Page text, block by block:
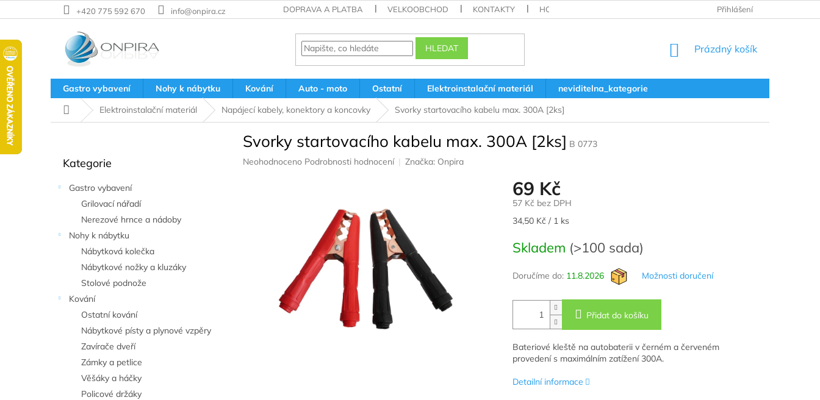
na
+420 775 592 670 info@onpira.cz DOPRAVA A PLATBA VELKOOBCHOD KONTAKTY HODNOCENÍ OBCHODU VRÁCENÍ A REKLAMACE
Přihlášení
HLEDAT
NÁKUPNÍ
Prázdný košík
Gastro vybavení Nohy k nábytku Kování Auto - moto Ostatní Elektroinstalační materiál
neviditelna_kategorie
Domů
Elektroinstalační materiál Napájecí kabely, konektory a koncovky Svorky startovacího kabelu max. 300A [2ks]
kategorie
Kategorie
Gastro vybavení
Grilovací nářadí
Nerezové hrnce a nádoby
Nohy k nábytku
Nábytková kolečka
Nábytkové nožky a kluzáky
Stolové podnože
Kování
Ostatní kování
Nábytkové písty a plynové vzpěry
Zavírače dveří
Zámky a petlice
Věšáky a háčky
Policové držáky
Svorky startovacího kabelu max. 300A [2ks] B 0773
Průměrné
Neohodnoceno Podrobnosti hodnocení Značka: Onpira
69 Kč
57 Kč bez DPH
Měrná
34,50 Kč / 1 ks
Skladem (>100 sada)
Doručíme do: 11.8.2026 Možnosti doručení
Přidat do košíku
Bateriové kleště na autobaterii v černém a červeném
provedení s maximálním zatížení 300A.
Detailní informace